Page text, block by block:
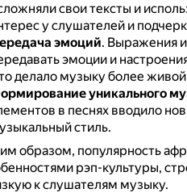
свои тексты и
у слушателей и
эмоций. Выражения
эмоции и
делало музыку более
уникального
в песнях вводило
стиль.
образом, популярность
рэп-культуры,
к слушателям музыку.